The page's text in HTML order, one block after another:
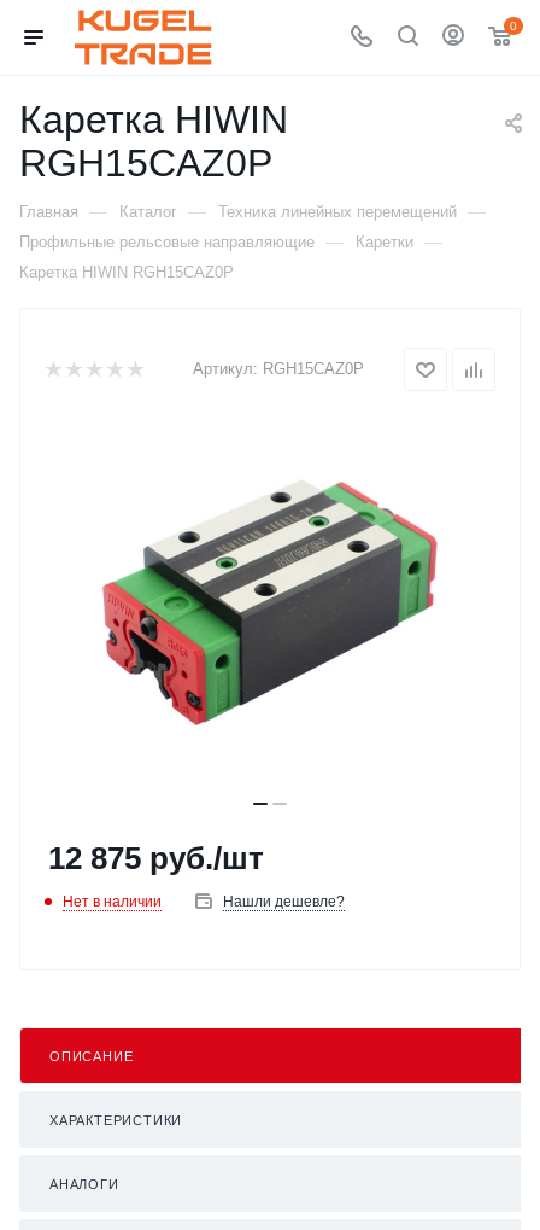
0
Каретка HIWIN
RGH15CAZ0P
Главная — Каталог — Техника линейных перемещений —
Профильные рельсовые направляющие — Каретки —
Каретка HIWIN RGH15CAZ0P
Артикул: RGH15CAZ0P
12 875 руб./шт
Нет в наличии Нашли дешевле?
ОПИСАНИЕ
ХАРАКТЕРИСТИКИ
АНАЛОГИ